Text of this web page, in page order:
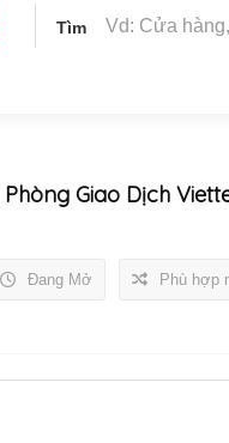
Tìm
Phòng Giao Dịch
Đang Mở Phù hợp